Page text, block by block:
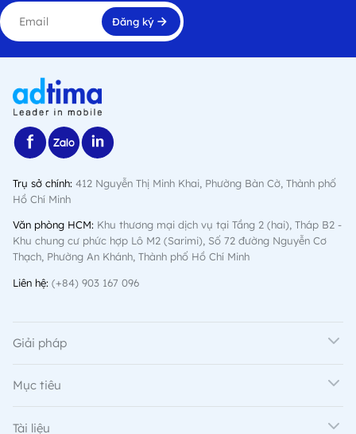
Đăng ký
Trụ sở chính: 412 Nguyễn Thị Minh Khai, Phường Bàn Cờ, Thành phố
Hồ Chí Minh
Văn phòng HCM: Khu thương mại dịch vụ tại Tầng 2 (hai), Tháp B2 -
Khu chung cư phức hợp Lô M2 (Sarimi), Số 72 đường Nguyễn Cơ
Thạch, Phường An Khánh, Thành phố Hồ Chí Minh
Liên hệ: (+84) 903 167 096
Giải pháp
Mục tiêu
Tài liệu